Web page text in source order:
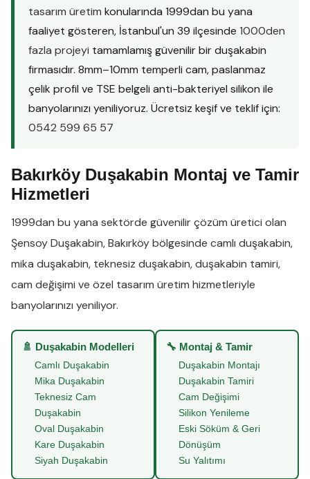
tasarım üretim konularında 1999dan bu yana
faaliyet gösteren, İstanbul'un 39 ilçesinde 1000den
fazla projeyi tamamlamış güvenilir bir duşakabin
firmasıdır. 8mm–10mm temperli cam, paslanmaz
çelik profil ve TSE belgeli anti-bakteriyel silikon ile
banyolarınızı yeniliyoruz. Ücretsiz keşif ve teklif için:
0542 599 65 57
Bakırköy Duşakabin Montaj ve Tamir
Hizmetleri
1999dan bu yana sektörde güvenilir çözüm üretici olan
Şensoy Duşakabin,Bakırköybölgesinde camlı duşakabin,
mika duşakabin, teknesiz duşakabin,duşakabin tamiri,
cam değişimi ve özel tasarım üretim hizmetleriyle
banyolarınızı yeniliyor.
🚿 Duşakabin Modelleri
Camlı Duşakabin
Mika Duşakabin
Teknesiz Cam
Duşakabin
Oval Duşakabin
Kare Duşakabin
Siyah Duşakabin
🔧 Montaj & Tamir
Duşakabin Montajı
Duşakabin Tamiri
Cam Değişimi
Silikon Yenileme
Eski Söküm & Geri
Dönüşüm
Su Yalıtımı